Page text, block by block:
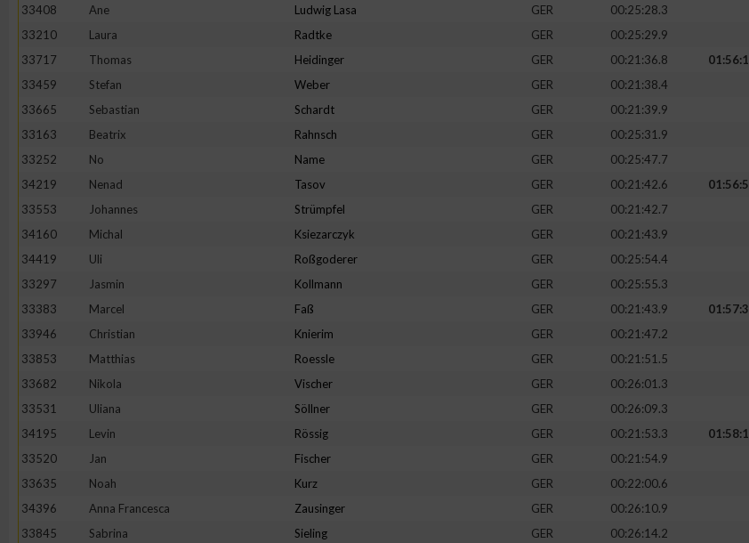
33408
Ane Ludwig Lasa GER
00:25:28.3
33210
Laura Radtke GER
00:25:29.9
33717
Thomas Heidinger GER 00:21:36.8
33459
Stefan Weber GER
00:21:38.4
33665
Sebastian Schardt GER
00:21:39.9
33163
Beatrix Rahnsch GER
00:25:31.9
33252
No Name GER
00:25:47.7
34219
Nenad Tasov GER 00:21:42.6
33553
Johannes Strümpfel GER
00:21:42.7
34160
Michal Ksiezarczyk GER
00:21:43.9
34419
Uli Roßgoderer GER
00:25:54.4
33297
Jasmin Kollmann GER
00:25:55.3
33383
Marcel Faß GER 00:21:43.9
33946
Christian Knierim GER
00:21:47.2
33853
Matthias Roessle GER
00:21:51.5
33682
Nikola Vischer GER
00:26:01.3
33531
Uliana Söllner GER
00:26:09.3
34195
Levin Rössig GER 00:21:53.3
33520
Jan Fischer GER
00:21:54.9
33635
Noah Kurz GER
00:22:00.6
34396
Anna Francesca Zausinger GER
00:26:10.9
33845
Sabrina Sieling GER
00:26:14.2
Erstellung von Profilen zur Personalisierung von Inhalten
Verwendung von Profilen zur Auswahl personalisierter Inhalte
verschiedenen Quellen
Entwicklung und Verbesserung der Angebote
Verwendung reduzierter Daten zur Auswahl von Inhalten
IAB-Besonderheiten:
Verwendung genauer Standortdaten
Nicht-IAB-Verarbeitungszwecke: